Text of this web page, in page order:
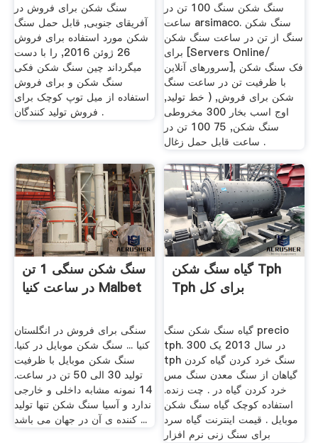
سنگ شکن برای فروش در
آفریقای جنوبی, قابل حمل سنگ
شکن مورد استفاده برای فروش
26 ژوئن 2016, را با دست
میگرداند چین سنگ شکن فکی
سنگ شکن و برای فروش
استفاده از میل توپ کوچک برای
فروش تولید کنندگان .
سنگ شکن سنگ 100 تن در
ساعت arsimaco. سنگ شکن
سنگ از تن در ساعت سنگ شکن
برای [Servers Online/
سرورهای آنلاین], فک سنگ شکن
با ظرفیت تن در ساعت سنگ
شکن برای فروش, ( خط تولید,
اوج اسب بخار 300 مخروطی
سنگ شکن, 75 100 تن در
ساعت قابل حمل زغال .
سنگ شکن سنگی 1 تن
در ساعت کنیا Malbet
سنگی برای فروش در انگلستان
کنیا ... سنگ شکن موبایل در کنیا.
سنگ شکن موبایل با ظرفیت
تولید 30 الی 50 تن در ساعت.
14 نمونه مشابه داخلی و خارجی
ندارد و آسیا سنگ شکن تنها تولید
کننده ی آن در جهان می باشد ...
گیاه سنگ شکن Tph
Tph برای کل
گیاه سنگ شکن سنگ precio
tph. در سال 2013 یک 300
tph سنگ خرد کردن گیاه کردن
گیاهان از سنگ معدن سنگ مس
خرد کردن گیاه در . چت زنده.
استفاده کوچک گیاه سنگ شکن
موبایل . قیمت اینترنت گیاه سرد
برای سنگ زنی نرم افزار